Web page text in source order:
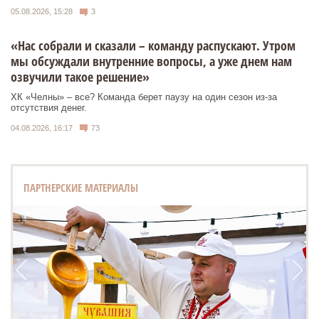
05.08.2026, 15:28 3
«Нас собрали и сказали – команду распускают. Утром
мы обсуждали внутренние вопросы, а уже днем нам
озвучили такое решение»
ХК «Челны» – все? Команда берет паузу на один сезон из-за
отсутствия денег.
04.08.2026, 16:17 73
ПАРТНЕРСКИЕ МАТЕРИАЛЫ